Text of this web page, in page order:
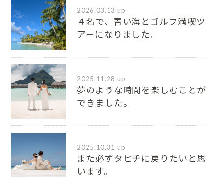
2026.03.13 up
４名で、青い海とゴルフ満喫ツ
アーになりました。
2025.11.28 up
夢のような時間を楽しむことが
できました。
2025.10.31 up
また必ずタヒチに戻りたいと思
います。